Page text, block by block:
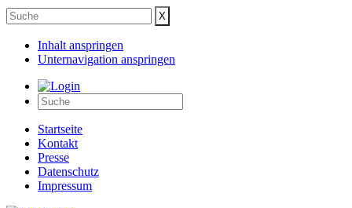
Inhalt anspringen
Unternavigation anspringen
Startseite
Kontakt
Presse
Datenschutz
Impressum